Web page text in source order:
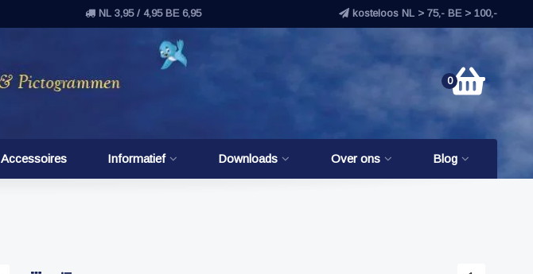
NL 3,95 / 4,95 BE 6,95 kosteloos NL > 75,- BE > 100,-
0
Accessoires Informatief Downloads Over ons Blog